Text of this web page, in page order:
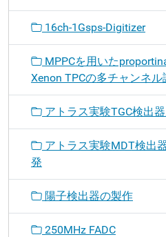
16ch-1Gsps-Digitizer
MPPCを用いた
Xenon TPCの多チャンネ
アトラス実験TGC検出
アトラス実験MDT検出
発
陽子検出器の製作
250MHz FADC